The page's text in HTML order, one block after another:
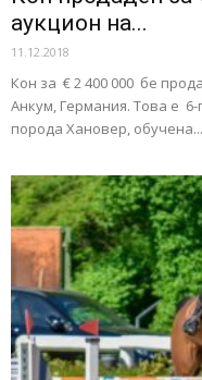
аукцион на...
11.12.2018
Кон за € 2 400 000 бе
Анкум, Германия. Това е
порода Хановер, обучена...